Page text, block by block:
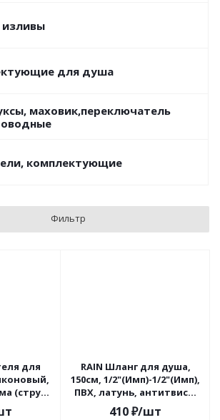
изливы
для душа
маховик,переключатель
комплектующие
Фильтр
для
(струя,
RAIN Шланг для душа,
150см, 1/2"(Имп)-1/2"(Имп),
ПВХ, латунь, антитвист,
черный
410₽/шт